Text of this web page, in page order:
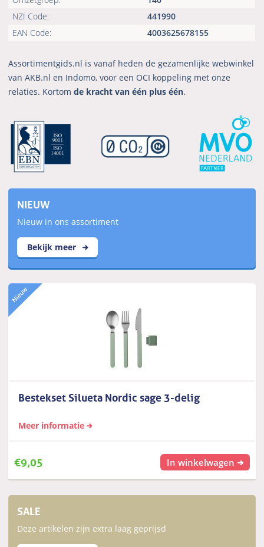
NZI Code:
441990
EAN Code:
4003625678155
Assortimentgids.nl is vanaf heden de gezamenlijke webwinkel
van AKB.nl en Indomo, voor een OCI koppeling met onze
relaties. Kortomde kracht van één plus één.
NIEUW
Nieuw in ons assortiment
Bekijk meer
Bestekset Silueta Nordic sage 3-delig
Meer informatie
€9,05 In winkelwagen
SALE
Deze artikelen zijn extra laag geprijsd